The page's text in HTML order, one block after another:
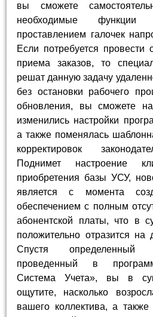
вы сможете
необходимые
проставлением галочек
Если потребуется провести
приема заказов, то
решат данную задачу
без остановки рабочего
обновления, вы сможете
изменились настройки
а также поменялась
корректировок
Поднимет настроение
приобретения базы УСУ,
является с момента
обеспечением с полным
абонентской платы, что в
положительно отразится на
Спустя определенный
проведенный в
Система Учета», вы в
ощутите, насколько
вашего коллектива, а также